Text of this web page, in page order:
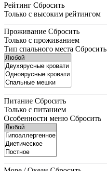
Рейтинг Сбросить
Только с высоким рейтингом
Проживание Сбросить
Только с проживанием
Тип спального места Сбросить
Питание Сбросить
Только с питанием
Особенности меню Сбросить